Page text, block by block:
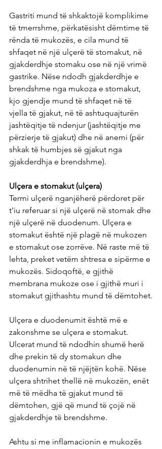
Gastriti mund të shkaktojë komplikime
të tmerrshme, përkatësisht dëmtime të
rënda të mukozës, e cila mund të
shfaqet në një ulçerë të stomakut, në
gjakderdhje stomaku ose në një vrimë
gastrike. Nëse ndodh gjakderdhje e
brendshme nga mukoza e stomakut,
kjo gjendje mund të shfaqet në të
vjella të gjakut, në të ashtuquajturën
jashtëqitje të ndenjur (jashtëqitje me
përzierje të gjakut) dhe në anemi (për
shkak të humbjes së gjakut nga
gjakderdhja e brendshme).
Ulçera e stomakut (ulçera)
Termi ulçerë nganjëherë përdoret për
t'iu referuar si një ulçerë në stomak dhe
një ulçerë në duodenum. Ulçera e
stomakut është një plagë në mukozen
e stomakut ose zorrëve. Në raste më të
lehta, preket vetëm shtresa e sipërme e
mukozës. Sidoqoftë, e gjithë
membrana mukoze ose i gjithë muri i
stomakut gjithashtu mund të dëmtohet.
Ulçera e duodenumit është më e
zakonshme se ulçera e stomakut.
Ulcerat mund të ndodhin shumë herë
dhe prekin të dy stomakun dhe
duodenumin në të njëjtën kohë. Nëse
ulçera shtrihet thellë në mukozën, enët
më të mëdha të gjakut mund të
dëmtohen, gjë që mund të çojë në
gjakderdhje të brendshme.
Ashtu si me inflamacionin e mukozës